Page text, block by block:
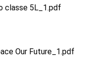
classe 5L_1.pdf
Our Future_1.pdf